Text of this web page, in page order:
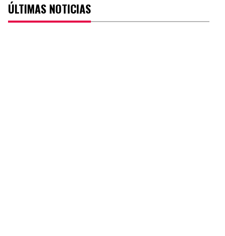
ÚLTIMAS NOTICIAS